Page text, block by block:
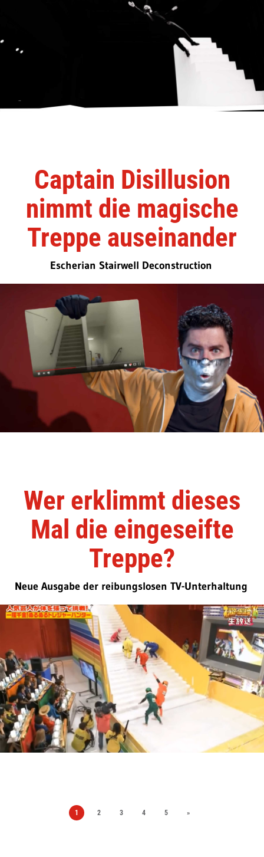
Captain Disillusion
nimmt die magische
Treppe auseinander
Escherian Stairwell Deconstruction
Wer erklimmt dieses
Mal die eingeseifte
Treppe?
Neue Ausgabe der reibungslosen TV-Unterhaltung
1 2 3 4 5 »